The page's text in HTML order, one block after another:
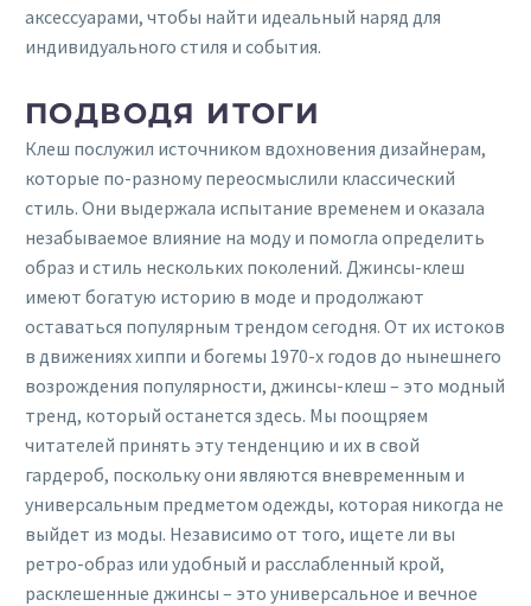
аксессуарами, чтобы найти идеальный наряд для
индивидуального стиля и события.
ПОДВОДЯ ИТОГИ
Клеш послужил источником вдохновения дизайнерам,
которые по-разному переосмыслили классический
стиль. Они выдержала испытание временем и оказала
незабываемое влияние на моду и помогла определить
образ и стиль нескольких поколений. Джинсы-клеш
имеют богатую историю в моде и продолжают
оставаться популярным трендом сегодня. От их истоков
в движениях хиппи и богемы 1970-х годов до нынешнего
возрождения популярности, джинсы-клеш – это модный
тренд, который останется здесь. Мы поощряем
читателей принять эту тенденцию и их в свой
гардероб, поскольку они являются вневременным и
универсальным предметом одежды, которая никогда не
выйдет из моды. Независимо от того, ищете ли вы
ретро-образ или удобный и расслабленный крой,
расклешенные джинсы – это универсальное и вечное